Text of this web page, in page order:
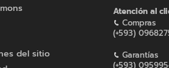
del sitio
Atención al
Compras
(+593)
Garantías
(+593)